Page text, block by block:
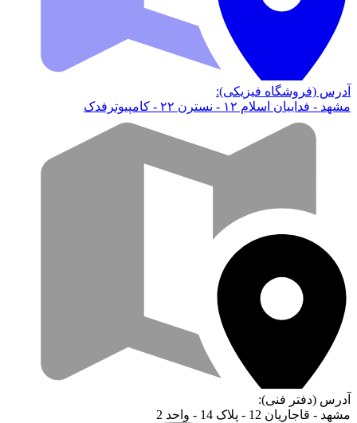
آدرس (فروشگاه فیزیکی):
مشهد - فداییان اسلام ۱۲ - نسترن ۲۲ - کامپیوترفدک
آدرس (دفتر فنی):
مشهد - قاجاریان 12 - پلاک 14 - واحد 2